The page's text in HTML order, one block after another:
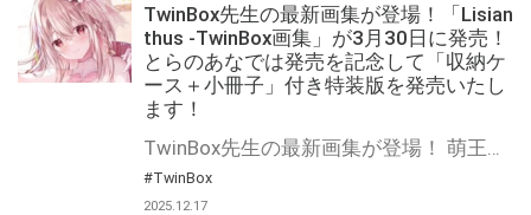
TwinBox先生の最新画集が登場！「Lisian
thus -TwinBox画集」が3月30日に発売！
とらのあなでは発売を記念して「収納ケ
ース＋小冊子」付き特装版を発売いたし
ます！
#TwinBox
2025.12.17